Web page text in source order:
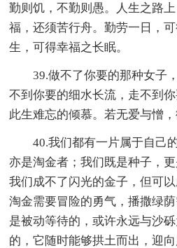
勤则饥，不勤则愚。人生之路
福，还须苦行舟。勤劳一日，
生，可得幸福之长眠。
39.做不了你要的那种女子
不到你要的细水长流，走不到
此生难忘的倾慕。若无爱与憎，
40.我们都有一片属于自己的
亦是淘金者；我们既是种子，
我们成不了闪光的金子，但可
淘金需要冒险的勇气，播撒绿
是被动等待的，或许永远与沙
的，它随时能够拱土而出，迎向